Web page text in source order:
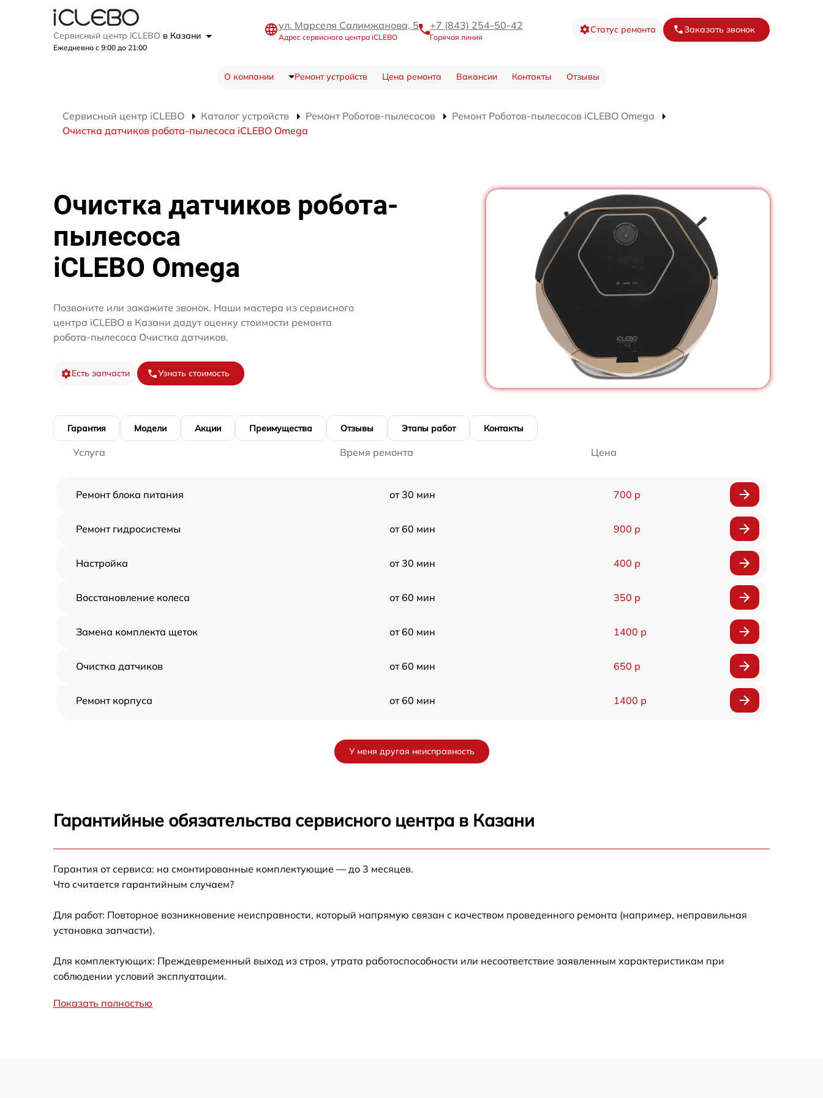
Сервисный центр iCLEBO в Казани
Ежедневно с 9:00 до 21:00
ул. Марселя Салимжанова, 5
Адрес сервисного центра iCLEBO
+7 (843) 254-50-42
Горячая линия
Статус ремонта Заказать звонок
О компании Ремонт устройств Цена ремонта Вакансии Контакты Отзывы
Сервисный центр iCLEBO Каталог устройств Ремонт Роботов-пылесосов
Ремонт Роботов-пылесосов iCLEBO Omega
Очистка датчиков робота-пылесоса iCLEBO Omega
Очистка датчиков робота-
пылесоса
iCLEBO Omega
Позвоните или закажите звонок. Наши мастера из сервисного
центра iCLEBO в Казани дадут оценку стоимости ремонта
робота-пылесоса Очистка датчиков.
Есть запчасти Узнать стоимость
Гарантия Модели Акции Преимущества Отзывы Этапы работ Контакты
Услуга Время ремонта Цена
Ремонт блока питания от 30 мин 700 р
Ремонт гидросистемы от 60 мин 900 р
Настройка от 30 мин 400 р
Восстановление колеса от 60 мин 350 р
Замена комплекта щеток от 60 мин 1400 р
Очистка датчиков от 60 мин 650 р
Ремонт корпуса от 60 мин 1400 р
Устранение ошибок от 60 мин
Ремонт материнской платы
Профилактическая чистка
У меня другая неисправность
Гарантийные обязательства сервисного центра в Казани
Гарантия от сервиса: на смонтированные комплектующие — до 3 месяцев.
Что считается гарантийным случаем?
Для работ: Повторное возникновение неисправности, который напрямую связан с качеством проведенного ремонта (например, неправильная
установка запчасти).
Для комплектующих: Преждевременный выход из строя, утрата работоспособности или несоответствие заявленным характеристикам при
соблюдении условий эксплуатации.
Показать полностью